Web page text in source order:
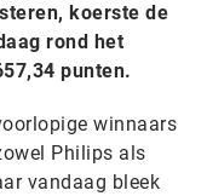
koerste de
rond het
punten.
winnaars
Philips als
vandaag bleek